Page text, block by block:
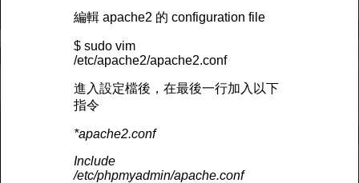
編輯 apache2 的 configuration file
$ sudo vim
/etc/apache2/apache2.conf
進入設定檔後，在最後一行加入以下
指令
*apache2.conf
Include
/etc/phpmyadmin/apache.conf